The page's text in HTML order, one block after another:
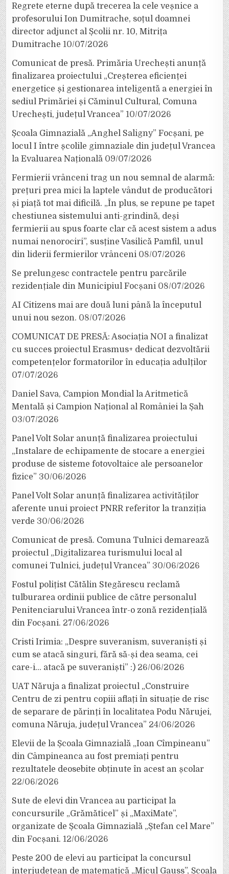
Regrete eterne după trecerea la cele veșnice a
profesorului Ion Dumitrache, soțul doamnei
director adjunct al Școlii nr. 10, Mitrița
Dumitrache 10/07/2026
Comunicat de presă. Primăria Urechești anunță
finalizarea proiectului „Creșterea eficienței
energetice și gestionarea inteligentă a energiei în
sediul Primăriei și Căminul Cultural, Comuna
Urechești, județul Vrancea” 10/07/2026
Școala Gimnazială „Anghel Saligny” Focșani, pe
locul I între școlile gimnaziale din județul Vrancea
la Evaluarea Națională 09/07/2026
Fermierii vrânceni trag un nou semnal de alarmă:
prețuri prea mici la laptele vândut de producători
și piață tot mai dificilă. „În plus, se repune pe tapet
chestiunea sistemului anti-grindină, deși
fermierii au spus foarte clar că acest sistem a adus
numai nenorociri”, susține Vasilică Pamfil, unul
din liderii fermierilor vrânceni 08/07/2026
Se prelungesc contractele pentru parcările
rezidențiale din Municipiul Focșani 08/07/2026
AI Citizens mai are două luni până la începutul
unui nou sezon. 08/07/2026
COMUNICAT DE PRESĂ: Asociația NOI a finalizat
cu succes proiectul Erasmus+ dedicat dezvoltării
competențelor formatorilor în educația adulților
07/07/2026
Daniel Sava, Campion Mondial la Aritmetică
Mentală și Campion Național al României la Șah
03/07/2026
Panel Volt Solar anunță finalizarea proiectului
„Instalare de echipamente de stocare a energiei
produse de sisteme fotovoltaice ale persoanelor
fizice” 30/06/2026
Panel Volt Solar anunță finalizarea activităților
aferente unui proiect PNRR referitor la tranziția
verde 30/06/2026
Comunicat de presă. Comuna Tulnici demarează
proiectul „Digitalizarea turismului local al
comunei Tulnici, județul Vrancea” 30/06/2026
Fostul polițist Cătălin Stegărescu reclamă
tulburarea ordinii publice de către personalul
Penitenciarului Vrancea într-o zonă rezidențială
din Focșani. 27/06/2026
Cristi Irimia: „Despre suveranism, suveraniști și
cum se atacă singuri, fără să-și dea seama, cei
care-i… atacă pe suveraniști” :) 26/06/2026
UAT Năruja a finalizat proiectul „Construire
Centru de zi pentru copiii aflați în situație de risc
de separare de părinți în localitatea Podu Nărujei,
comuna Năruja, județul Vrancea” 24/06/2026
Elevii de la Școala Gimnazială „Ioan Cîmpineanu”
din Câmpineanca au fost premiați pentru
rezultatele deosebite obținute în acest an școlar
22/06/2026
Sute de elevi din Vrancea au participat la
concursurile „Grămăticel” și „MaxiMate”,
organizate de Școala Gimnazială „Ștefan cel Mare”
din Focșani. 12/06/2026
Peste 200 de elevi au participat la concursul
interjudețean de matematică „Micul Gauss”, Școala